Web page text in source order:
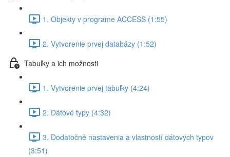
1. Objekty v programe ACCESS (1:55)
2. Vytvorenie prvej databázy (1:52)
Tabuľky a ich možnosti
1. Vytvorenie prvej tabuľky (4:24)
2. Dátové typy (4:32)
3. Dodatočné nastavenia a vlastností dátových typov
(3:51)